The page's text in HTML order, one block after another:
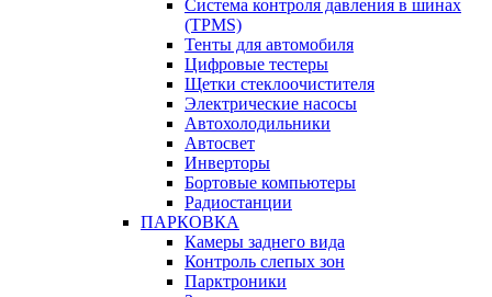
Система контроля давления в шинах
(TPMS)
Тенты для автомобиля
Цифровые тестеры
Щетки стеклоочистителя
Электрические насосы
Автохолодильники
Автосвет
Инверторы
Бортовые компьютеры
Радиостанции
ПАРКОВКА
Камеры заднего вида
Контроль слепых зон
Парктроники